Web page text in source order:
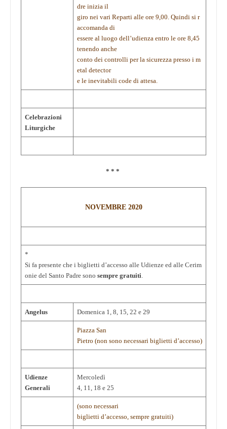
dre inizia il
giro nei vari Reparti alle ore 9,00. Quindi si r
accomanda di
essere al luogo dell’udienza entro le ore 8,45
tenendo anche
conto dei controlli per la sicurezza presso i m
etal detector
e le inevitabili code di attesa.
Celebrazioni
Liturgiche
* * *
NOVEMBRE 2020
*
Si fa presente che i biglietti d’accesso alle Udienze ed alle Cerim
onie del Santo Padre sono sempre gratuiti.
Angelus Domenica 1, 8, 15, 22 e 29
Piazza San
Pietro (non sono necessari biglietti d’accesso)
Udienze
Generali
Mercoledì
4, 11, 18 e 25
(sono necessari
biglietti d’accesso, sempre gratuiti)